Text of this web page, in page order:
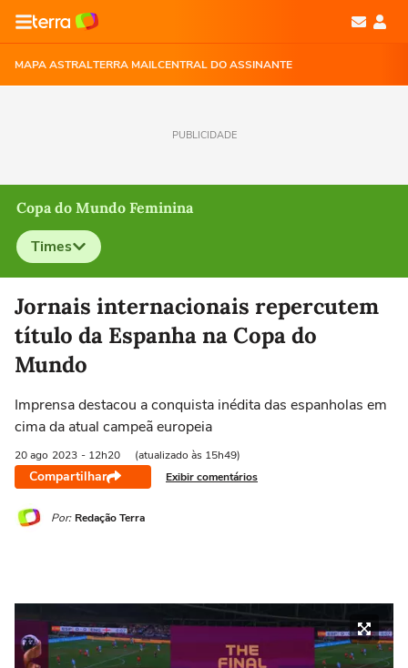
MAPA ASTRALTERRA MAILCENTRAL DO ASSINANTE
PUBLICIDADE
Copa do Mundo Feminina
Times
Selecione o time para ver as notícias
Jornais internacionais repercutem
título da Espanha na Copa do
Mundo
Imprensa destacou a conquista inédita das espanholas em
cima da atual campeã europeia
20 ago 2023 - 12h20 (atualizado às 15h49)
Compartilhar Exibir comentários
Por: Redação Terra